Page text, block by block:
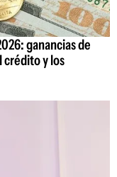
ganancias de
crédito y los